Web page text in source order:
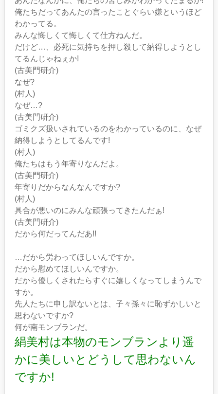
俺たちだってあんたの言ったことぐらい嫌というほど
わかってる。
みんな悔しくて悔しくて仕方ねんだ。
だけど…、必死に気持ちを押し殺して納得しようとし
てるんじゃねぇか!
(古美門研介)
なぜ?
(村人)
なぜ…?
(古美門研介)
ゴミクズ扱いされているのをわかっているのに、なぜ
納得しようとしてるんです!
(村人)
俺たちはもう年寄りなんだよ。
(古美門研介)
年寄りだからなんなんですか?
(村人)
具合が悪いのにみんな頑張ってきたんだぁ!
(古美門研介)
だから何だってんだあ!!
…だから労わってほしいんですか。
だから慰めてほしいんですか。
だから優しくされたらすぐに嬉しくなってしまうんで
すか。
先人たちに申し訳ないとは、子々孫々に恥ずかしいと
思わないですか?
何が南モンブランだ。
絹美村は本物のモンブランより遥
かに美しいとどうして思わないん
ですか!